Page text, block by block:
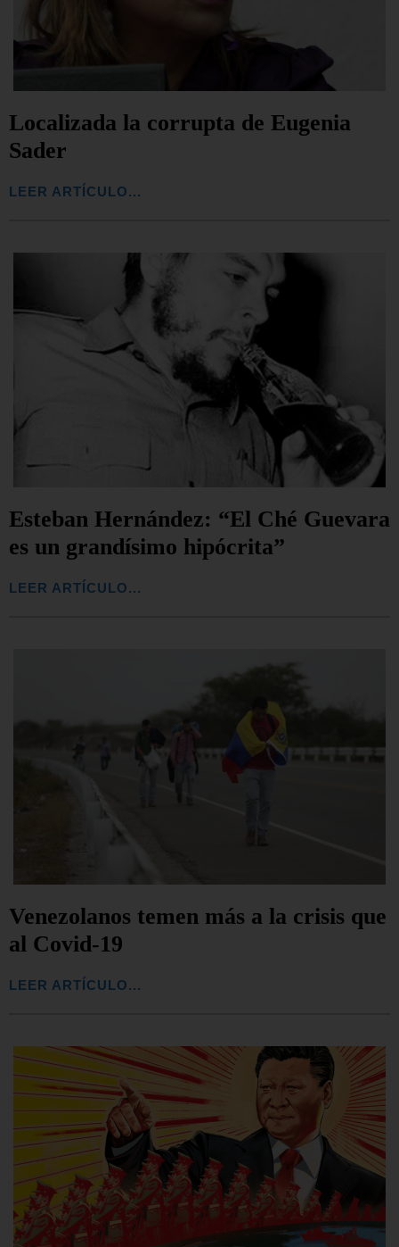
Localizada la corrupta de Eugenia
Sader
LEER ARTÍCULO...
Esteban Hernández: “El Ché Guevara
es un grandísimo hipócrita”
LEER ARTÍCULO...
Venezolanos temen más a la crisis que
al Covid-19
LEER ARTÍCULO...